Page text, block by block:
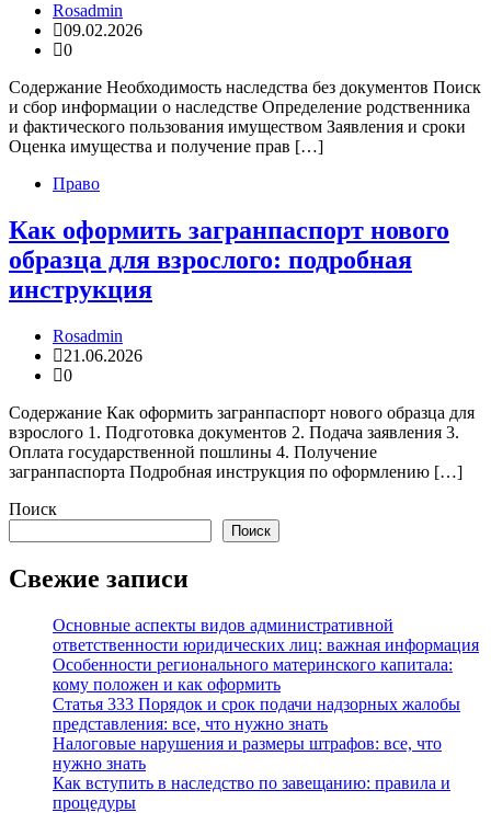
Rosadmin
09.02.2026
0
Содержание Необходимость наследства без документов Поиск
и сбор информации о наследстве Определение родственника
и фактического пользования имуществом Заявления и сроки
Оценка имущества и получение прав […]
Право
Как оформить загранпаспорт нового
образца для взрослого: подробная
инструкция
Rosadmin
21.06.2026
0
Содержание Как оформить загранпаспорт нового образца для
взрослого 1. Подготовка документов 2. Подача заявления 3.
Оплата государственной пошлины 4. Получение
загранпаспорта Подробная инструкция по оформлению […]
Поиск
Поиск
Свежие записи
Основные аспекты видов административной
ответственности юридических лиц: важная информация
Особенности регионального материнского капитала:
кому положен и как оформить
Статья 333 Порядок и срок подачи надзорных жалобы
представления: все, что нужно знать
Налоговые нарушения и размеры штрафов: все, что
нужно знать
Как вступить в наследство по завещанию: правила и
процедуры